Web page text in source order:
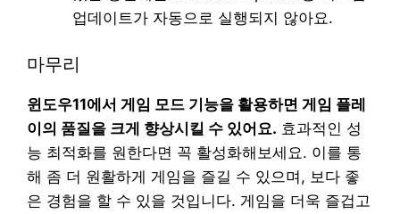
업데이트가 자동으로 실행되지 않아요.
마무리
윈도우11에서 게임 모드 기능을 활용하면 게임 플레
이의 품질을 크게 향상시킬 수 있어요. 효과적인 성
능 최적화를 원한다면 꼭 활성화해보세요. 이를 통
해 좀 더 원활하게 게임을 즐길 수 있으며, 보다 좋
은 경험을 할 수 있을 것입니다. 게임을 더욱 즐겁고